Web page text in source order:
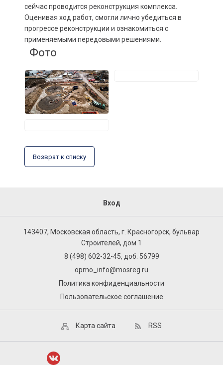
сейчас проводится реконструкция комплекса.
Оценивая ход работ, смогли лично убедиться в
прогрессе реконструкции и ознакомиться с
применяемыми передовыми решениями.
Фото
Возврат к списку
Вход
143407, Московская область, г. Красногорск, бульвар
Строителей, дом 1
8 (498) 602-32-45, доб. 56799
opmo_info@mosreg.ru
Политика конфиденциальности
Пользовательское соглашение
Карта сайта RSS